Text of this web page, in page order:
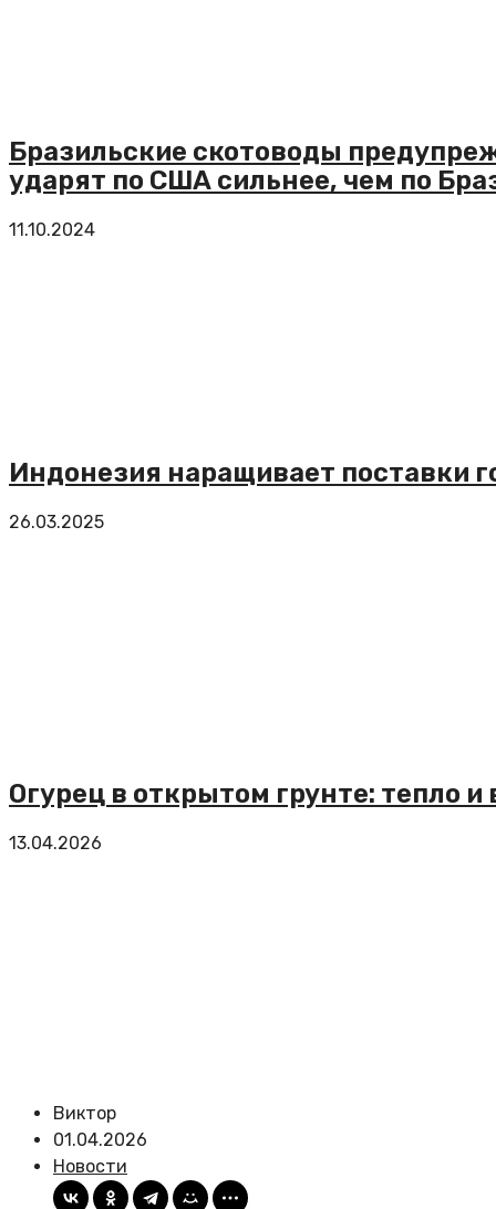
Бразильские скотоводы
ударят по США сильнее, чем по
11.10.2024
Индонезия наращивает поставки
26.03.2025
Огурец в открытом грунте: тепло и
13.04.2026
Виктор
01.04.2026
Новости